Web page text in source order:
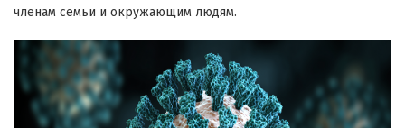
членам семьи и окружающим людям.